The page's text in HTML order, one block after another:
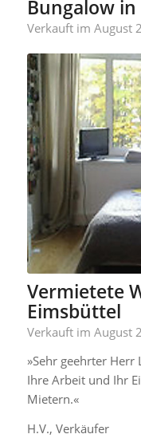
Bungalow
Verkauft im August
Vermietete
Eimsbüttel
Verkauft im August
»Sehr geehrter
Ihre Arbeit und Ihr
Mietern.«
H.V., Verkäufer